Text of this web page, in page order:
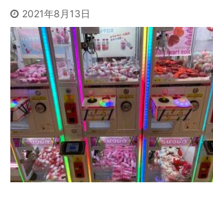
2021年8月13日